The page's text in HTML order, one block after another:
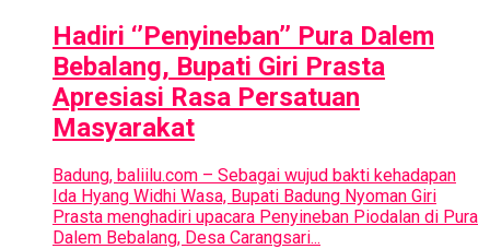
Hadiri ‘’Penyineban’’ Pura Dalem
Bebalang, Bupati Giri Prasta
Apresiasi Rasa Persatuan
Masyarakat
Badung, baliilu.com – Sebagai wujud bakti kehadapan
Ida Hyang Widhi Wasa, Bupati Badung Nyoman Giri
Prasta menghadiri upacara Penyineban Piodalan di Pura
Dalem Bebalang, Desa Carangsari...